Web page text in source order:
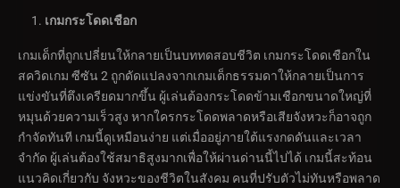
เกมกระโดดเชือก
เกมเด็กที่ถูกเปลี่ยนให้กลายเป็นบททดสอบชีวิต เกมกระโดดเชือกใน
สควิดเกม ซีซัน 2 ถูกดัดแปลงจากเกมเด็กธรรมดาให้กลายเป็นการ
แข่งขันที่ตึงเครียดมากขึ้น ผู้เล่นต้องกระโดดข้ามเชือกขนาดใหญ่ที่
หมุนด้วยความเร็วสูง หากใครกระโดดพลาดหรือเสียจังหวะก็อาจถูก
กำจัดทันที เกมนี้ดูเหมือนง่าย แต่เมื่ออยู่ภายใต้แรงกดดันและเวลา
จำกัด ผู้เล่นต้องใช้สมาธิสูงมากเพื่อให้ผ่านด่านนี้ไปได้ เกมนี้สะท้อน
แนวคิดเกี่ยวกับ จังหวะของชีวิตในสังคม คนที่ปรับตัวไม่ทันหรือพลาด